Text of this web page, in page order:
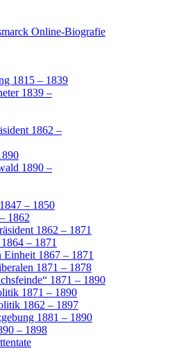
1815 – 1839
1839 –
1862 –
1890 –
– 1850
1862
1862 – 1871
– 1871
Einheit 1867 – 1871
1871 – 1878
1871 – 1890
1871 – 1890
1862 – 1897
1881 – 1890
– 1898